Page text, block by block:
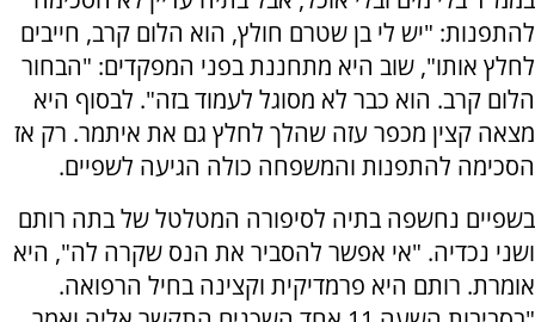
להתפנות: "יש לי בן שטרם חולץ, הוא הלום קרב, חייבים
לחלץ אותו", שוב היא מתחננת בפני המפקדים: "הבחור
הלום קרב. הוא כבר לא מסוגל לעמוד בזה". לבסוף היא
מצאה קצין מכפר עזה שהלך לחלץ גם את איתמר. רק אז
הסכימה להתפנות והמשפחה כולה הגיעה לשפיים.
בשפיים נחשפה בתיה לסיפורה המטלטל של בתה רותם
ושני נכדיה. "אי אפשר להסביר את הנס שקרה לה", היא
אומרת. רותם היא פרמדיקית וקצינה בחיל הרפואה.